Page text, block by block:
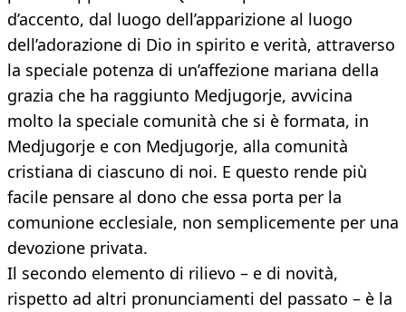
d’accento, dal luogo dell’apparizione al luogo
dell’adorazione di Dio in spirito e verità, attraverso
la speciale potenza di un’affezione mariana della
grazia che ha raggiunto Medjugorje, avvicina
molto la speciale comunità che si è formata, in
Medjugorje e con Medjugorje, alla comunità
cristiana di ciascuno di noi. E questo rende più
facile pensare al dono che essa porta per la
comunione ecclesiale, non semplicemente per una
devozione privata.
Il secondo elemento di rilievo – e di novità,
rispetto ad altri pronunciamenti del passato – è la